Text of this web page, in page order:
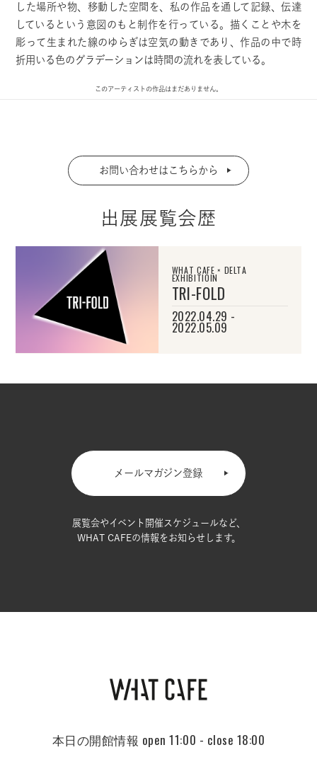
した場所や物、移動した空間を、私の作品を通して記録、伝達
しているという意図のもと制作を行っている。描くことや木を
彫って生まれた線のゆらぎは空気の動きであり、作品の中で時
折用いる色のグラデーションは時間の流れを表している。
このアーティストの作品はまだありません。
お問い合わせはこちらから
出展展覧会歴
WHAT CAFE × DELTA
EXHIBITIOIN
TRI-FOLD
2022.04.29 -
2022.05.09
メールマガジン登録
展覧会やイベント開催スケジュールなど、
WHAT CAFEの情報をお知らせします。
本日の開館情報 open 11:00 - close 18:00